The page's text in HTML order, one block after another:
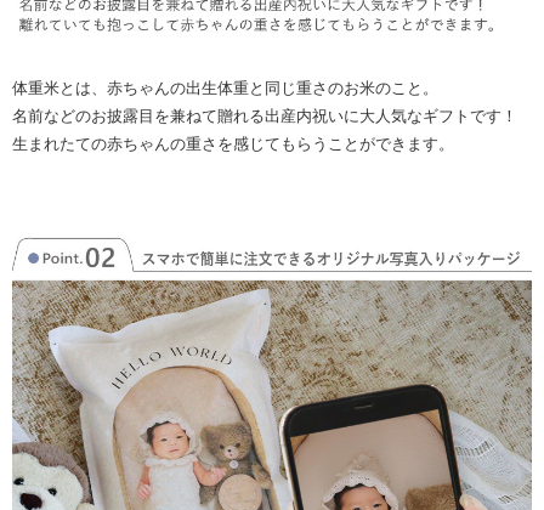
体重米とは、赤ちゃんの出生体重と同じ重さのお米のこと。
名前などのお披露目を兼ねて贈れる出産内祝いに大人気なギフトです！
生まれたての赤ちゃんの重さを感じてもらうことができます。